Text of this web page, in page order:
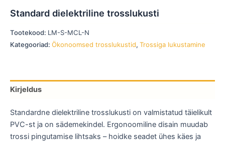
Standard dielektriline trosslukusti
Tootekood: LM-S-MCL-N
Kategooriad: Ökonoomsed trosslukustid, Trossiga lukustamine
Kirjeldus
Standardne dielektriline trosslukusti on valmistatud täielikult
PVC-st ja on sädemekindel. Ergonoomiline disain muudab
trossi pingutamise lihtsaks – hoidke seadet ühes käes ja